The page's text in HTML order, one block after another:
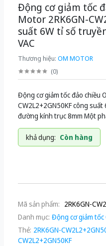
Động cơ giảm tốc
Motor 2RK6GN-
suất 6W tỉ số
VAC
Thương hiệu: OM MOTOR
(0)
Động cơ giảm tốc đảo chiều
CW2L2+2GN50KF công
đường kính trục 8mm Một
khả dụng: Còn hàng
Mã sản phẩm: 2RK6GN-
Danh mục: Động cơ giảm
Thẻ: 2RK6GN-
CW2L2+2GN50KF